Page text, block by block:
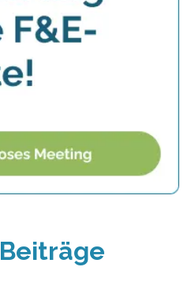
Beiträge